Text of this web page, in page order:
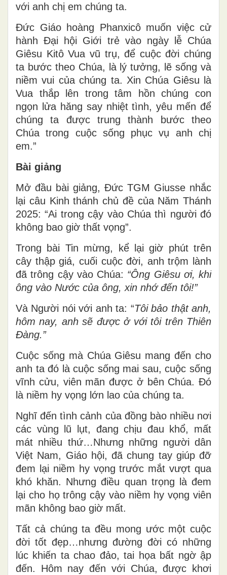
với anh chị em chúng ta.
Đức Giáo hoàng Phanxicô muốn việc cử
hành Đại hội Giới trẻ vào ngày lễ Chúa
Giêsu Kitô Vua vũ trụ, để cuộc đời chúng
ta bước theo Chúa, là lý tưởng, lẽ sống và
niềm vui của chúng ta. Xin Chúa Giêsu là
Vua thắp lên trong tâm hồn chúng con
ngọn lửa hăng say nhiệt tình, yêu mến để
chúng ta được trung thành bước theo
Chúa trong cuộc sống phục vụ anh chị
em.”
Bài giảng
Mở đầu bài giảng, Đức TGM Giusse nhắc
lại câu Kinh thánh chủ đề của Năm Thánh
2025: “Ai trong cậy vào Chúa thì người đó
không bao giờ thất vọng”.
Trong bài Tin mừng, kể lại giờ phút trên
cây thập giá, cuối cuộc đời, anh trộm lành
đã trông cậy vào Chúa: “Ông Giêsu ơi, khi
ông vào Nước của ông, xin nhớ đến tôi!”
Và Người nói với anh ta: “Tôi bảo thật anh,
hôm nay, anh sẽ được ở với tôi trên Thiên
Đàng.”
Cuộc sống mà Chúa Giêsu mang đến cho
anh ta đó là cuộc sống mai sau, cuộc sống
vĩnh cửu, viên mãn được ở bên Chúa. Đó
là niềm hy vọng lớn lao của chúng ta.
Nghĩ đến tình cảnh của đồng bào nhiều nơi
các vùng lũ lụt, đang chịu đau khổ, mất
mát nhiều thứ…Nhưng những người dân
Việt Nam, Giáo hội, đã chung tay giúp đỡ
đem lại niềm hy vọng trước mắt vượt qua
khó khăn. Nhưng điều quan trọng là đem
lại cho họ trông cậy vào niềm hy vọng viên
mãn không bao giờ mất.
Tất cả chúng ta đều mong ước một cuộc
đời tốt đẹp…nhưng đường đời có những
lúc khiến ta chao đảo, tai họa bất ngờ ập
đến. Hôm nay đến với Chúa, được khơi